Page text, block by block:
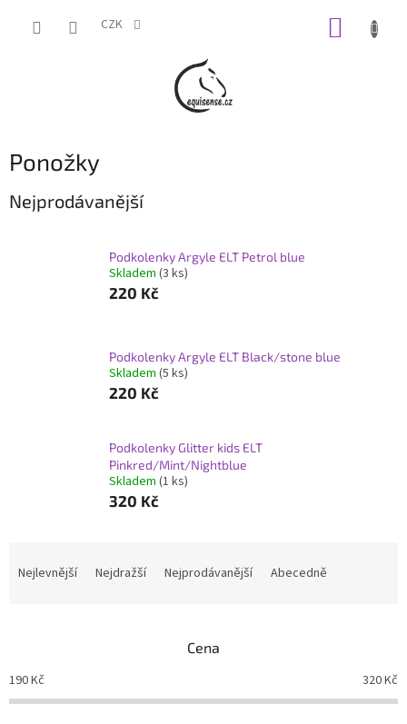
CZK
Ponožky
Nejprodávanější
Podkolenky Argyle ELT Petrol blue
Skladem (3 ks)
220 Kč
Podkolenky Argyle ELT Black/stone blue
Skladem (5 ks)
220 Kč
Podkolenky Glitter kids ELT
Pinkred/Mint/Nightblue
Skladem (1 ks)
320 Kč
p
r
o
Nejlevnější Nejdražší Nejprodávanější Abecedně
Cena
190Kč 320Kč